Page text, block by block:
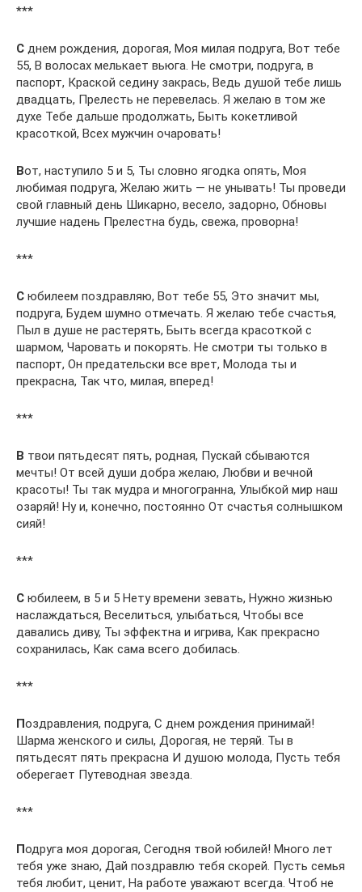
***
С днем рождения, дорогая, Моя милая подруга, Вот тебе
55, В волосах мелькает вьюга. Не смотри, подруга, в
паспорт, Краской седину закрась, Ведь душой тебе лишь
двадцать, Прелесть не перевелась. Я желаю в том же
духе Тебе дальше продолжать, Быть кокетливой
красоткой, Всех мужчин очаровать!
Вот, наступило 5 и 5, Ты словно ягодка опять, Моя
любимая подруга, Желаю жить — не унывать! Ты проведи
свой главный день Шикарно, весело, задорно, Обновы
лучшие надень Прелестна будь, свежа, проворна!
***
С юбилеем поздравляю, Вот тебе 55, Это значит мы,
подруга, Будем шумно отмечать. Я желаю тебе счастья,
Пыл в душе не растерять, Быть всегда красоткой с
шармом, Чаровать и покорять. Не смотри ты только в
паспорт, Он предательски все врет, Молода ты и
прекрасна, Так что, милая, вперед!
***
В твои пятьдесят пять, родная, Пускай сбываются
мечты! От всей души добра желаю, Любви и вечной
красоты! Ты так мудра и многогранна, Улыбкой мир наш
озаряй! Ну и, конечно, постоянно От счастья солнышком
сияй!
***
С юбилеем, в 5 и 5 Нету времени зевать, Нужно жизнью
наслаждаться, Веселиться, улыбаться, Чтобы все
давались диву, Ты эффектна и игрива, Как прекрасно
сохранилась, Как сама всего добилась.
***
Поздравления, подруга, С днем рождения принимай!
Шарма женского и силы, Дорогая, не теряй. Ты в
пятьдесят пять прекрасна И душою молода, Пусть тебя
оберегает Путеводная звезда.
***
Подруга моя дорогая, Сегодня твой юбилей! Много лет
тебя уже знаю, Дай поздравлю тебя скорей. Пусть семья
тебя любит, ценит, На работе уважают всегда. Чтоб не